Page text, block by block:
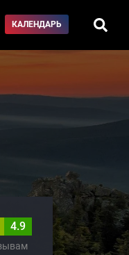
КАЛЕНДАРЬ
4.9